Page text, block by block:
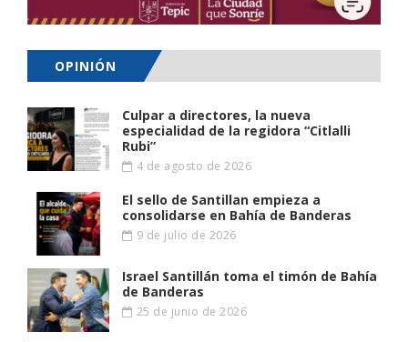
OPINIÓN
Culpar a directores, la nueva
especialidad de la regidora “Citlalli
Rubi”
4 de agosto de 2026
El sello de Santillan empieza a
consolidarse en Bahía de Banderas
9 de julio de 2026
Israel Santillán toma el timón de Bahía
de Banderas
25 de junio de 2026